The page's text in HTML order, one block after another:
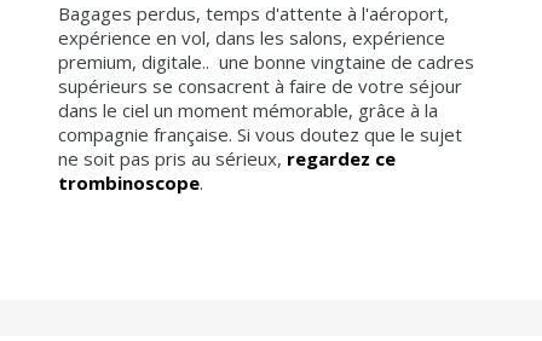
Bagages perdus, temps d'attente à l'aéroport,
expérience en vol, dans les salons, expérience
premium, digitale.. une bonne vingtaine de cadres
supérieurs se consacrent à faire de votre séjour
dans le ciel un moment mémorable, grâce à la
compagnie française. Si vous doutez que le sujet
ne soit pas pris au sérieux, regardez ce
trombinoscope.